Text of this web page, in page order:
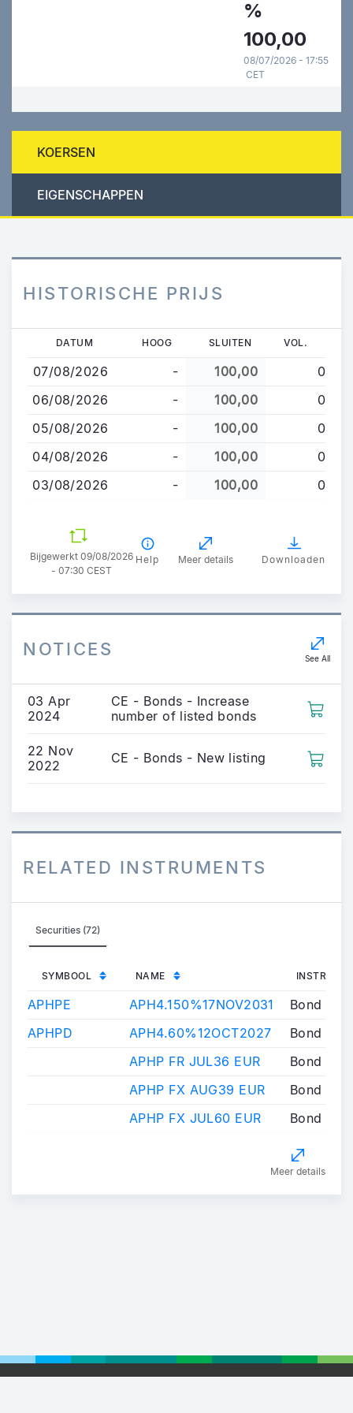
%
100,00
08/07/2026 - 17:55
CET
KOERSEN
EIGENSCHAPPEN
HISTORISCHE PRIJS
Overslaan
naar
de
gaan
DATUM HOOG SLUITEN VOL.
07/08/2026 - 100,00
0
06/08/2026
- 100,00
0
05/08/2026
- 100,00
0
04/08/2026
- 100,00
0
03/08/2026
- 100,00 0
Bijgewerkt 09/08/2026
- 07:30 CEST
Help Meer details Downloaden
NOTICES See All
03 Apr
2024
CE - Bonds - Increase
number of listed bonds
22 Nov
2022
CE - Bonds - New listing
RELATED INSTRUMENTS
Securities (72)
SYMBOOL NAME
APHPE APH4.150%17NOV2031
Bond
APHPD
APH4.60%12OCT2027
Bond
APHP FR JUL36 EUR
Bond
APHP FX AUG39 EUR
Bond
APHP FX JUL60 EUR
Bond
Meer details